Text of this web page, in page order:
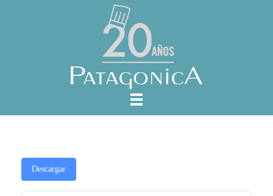
Descargar